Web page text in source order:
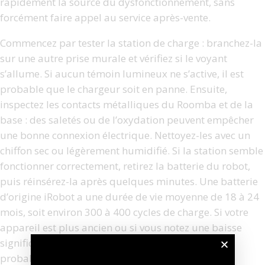
forcément faire appel au service après-vente.
Commencez par tester la station de charge : branchez-la
sur une autre prise murale et vérifiez si le voyant
s’allume. Si aucun témoin lumineux ne s’active, il est
probable que le chargeur soit en panne. Ensuite,
inspectez les contacts métalliques du Roomba et de la
base : des saletés ou de l’oxydation peuvent empêcher
une bonne connexion électrique. Nettoyez-les avec un
chiffon sec ou légèrement humidifié. Si la station semble
fonctionner correctement, retirez la batterie du robot,
puis réinsérez-la après quelques minutes. Une batterie
d’origine iRobot a une durée de vie moyenne de 18 à 24
mois, soit environ 300 à 400 cycles de charge. Si votre
appareil est plus ancien ou si vous notez une baisse
significative de l’autonomie, la batterie est
probablement en fin de vie.